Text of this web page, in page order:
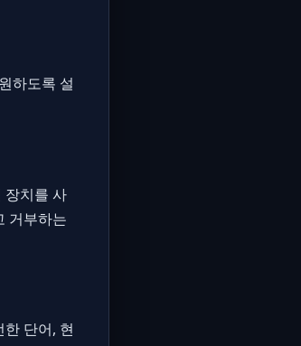
하도록 설
장치를 사
거부하는
단어, 현